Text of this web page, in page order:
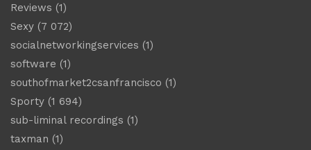
Reviews (1)
Sexy (7 072)
socialnetworkingservices (1)
software (1)
southofmarket2csanfrancisco (1)
Sporty (1 694)
sub-liminal recordings (1)
taxman (1)